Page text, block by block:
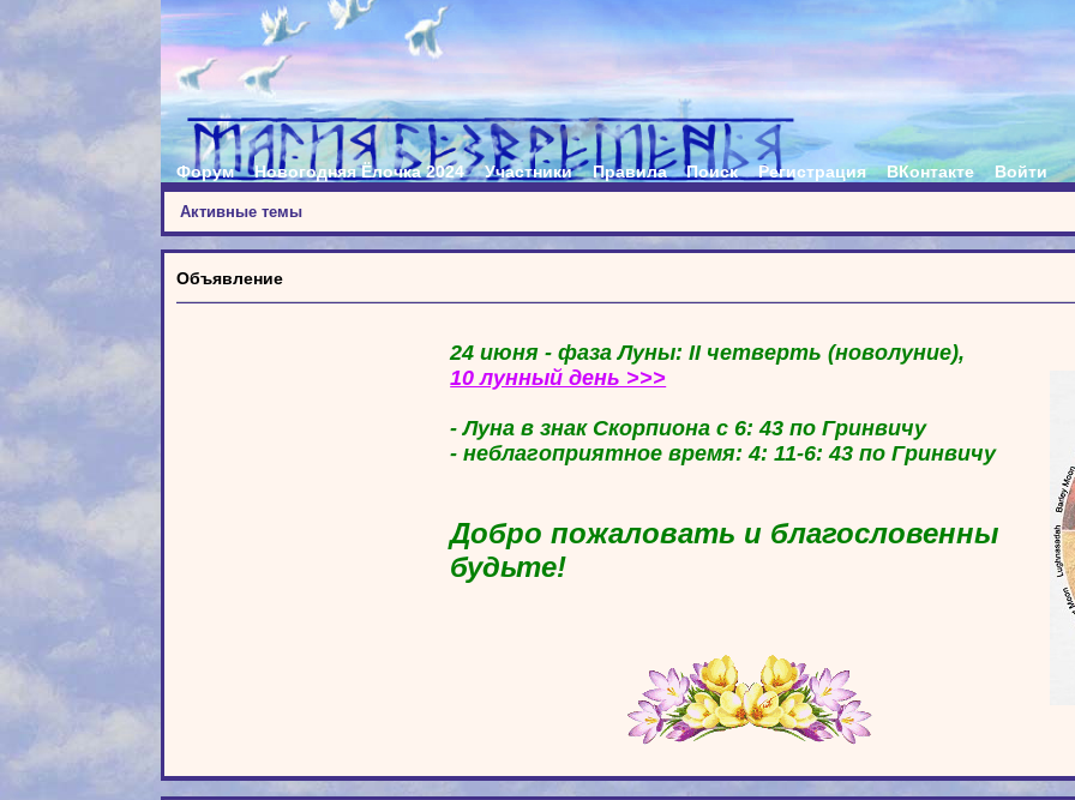
Форум Новогодняя Ёлочка 2024 Участники Правила Поиск Регистрация ВКонтакте Войти
Активные темы
Объявление
24 июня - фаза Луны: II четверть (новолуние),
10 лунный день >>>
- Луна в знак Скорпиона с 6: 43 по Гринвичу
- неблагоприятное время: 4: 11-6: 43 по Гринвичу
Добро пожаловать и благословенны
будьте!